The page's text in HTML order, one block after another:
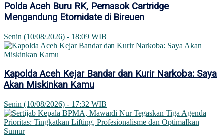
Polda Aceh Buru RK, Pemasok Cartridge
Mengandung Etomidate di Bireuen
Senin (10/08/2026) - 18:09 WIB
Kapolda Aceh Kejar Bandar dan Kurir Narkoba: Saya
Akan Miskinkan Kamu
Senin (10/08/2026) - 17:32 WIB